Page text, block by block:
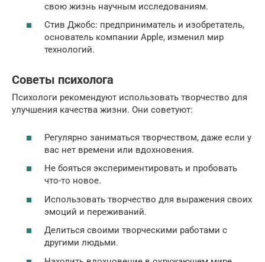
свою жизнь научным исследованиям.
Стив Джобс: предприниматель и изобретатель,
основатель компании Apple, изменил мир
технологий.
Советы психолога
Психологи рекомендуют использовать творчество для
улучшения качества жизни. Они советуют:
Регулярно заниматься творчеством, даже если у
вас нет времени или вдохновения.
Не бояться экспериментировать и пробовать
что-то новое.
Использовать творчество для выражения своих
эмоций и переживаний.
Делиться своими творческими работами с
другими людьми.